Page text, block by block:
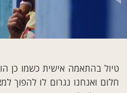
טיול בהתאמה אישית כשמו כן
חלום ואנחנו נגרום לו להפוך